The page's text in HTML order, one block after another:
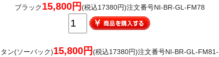
ブラック15,800円(税込17380円)注文番号NI-BR-GL-FM78
タン(ソーバック)15,800円(税込17380円)注文番号NI-BR-GL-FM81-